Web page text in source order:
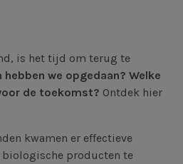
is het tijd om terug te
hebben we opgedaan? Welke
de toekomst? Ontdek hier
kwamen er effectieve
biologische producten te